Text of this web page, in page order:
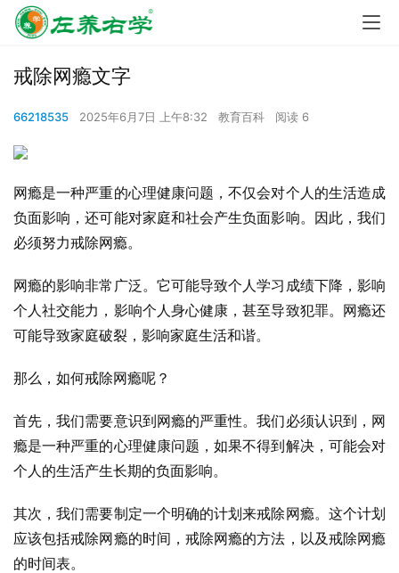
戒除网瘾文字
66218535 2025年6月7日 上午8:32 教育百科 阅读 6
网瘾是一种严重的心理健康问题，不仅会对个人的生活造成
负面影响，还可能对家庭和社会产生负面影响。因此，我们
必须努力戒除网瘾。
网瘾的影响非常广泛。它可能导致个人学习成绩下降，影响
个人社交能力，影响个人身心健康，甚至导致犯罪。网瘾还
可能导致家庭破裂，影响家庭生活和谐。
那么，如何戒除网瘾呢？
首先，我们需要意识到网瘾的严重性。我们必须认识到，网
瘾是一种严重的心理健康问题，如果不得到解决，可能会对
个人的生活产生长期的负面影响。
其次，我们需要制定一个明确的计划来戒除网瘾。这个计划
应该包括戒除网瘾的时间，戒除网瘾的方法，以及戒除网瘾
的时间表。